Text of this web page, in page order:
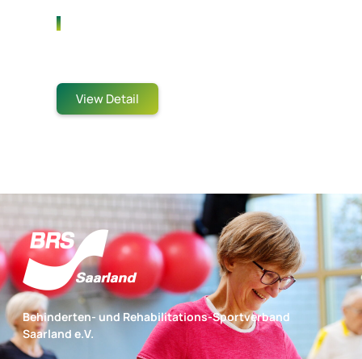
View Detail
Behinderten- und Rehabilitations-Sportverband
Saarland e.V.